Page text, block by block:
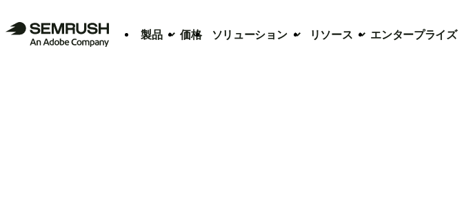
製品 価格 ソリューション リソース エンタープライズ